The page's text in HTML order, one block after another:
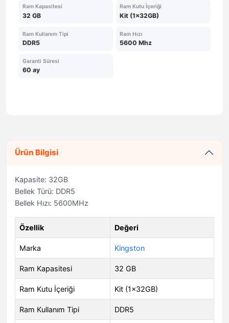
Ram Kapasitesi
32 GB
Ram Kutu İçeriği
Kit (1x32GB)
Ram Kullanım Tipi
DDR5
Ram Hızı
5600 Mhz
Garanti Süresi
60 ay
Ürün Bilgisi
Kapasite: 32GB
Bellek Türü: DDR5
Bellek Hızı: 5600MHz
Özellik Değeri
Marka Kingston
Ram Kapasitesi 32 GB
Ram Kutu İçeriği Kit (1x32GB)
Ram Kullanım Tipi DDR5